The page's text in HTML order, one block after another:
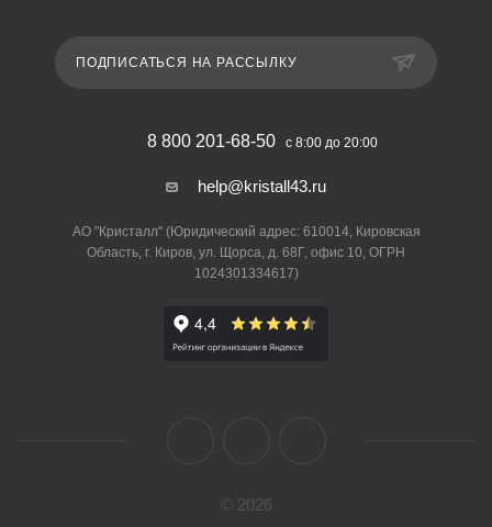
ПОДПИСАТЬСЯ НА РАССЫЛКУ
8 800 201-68-50 с 8:00 до 20:00
help@kristall43.ru
АО "Кристалл" (Юридический адрес: 610014, Кировская
Область, г. Киров, ул. Щорса, д. 68Г, офис 10, ОГРН
1024301334617)
© 2026